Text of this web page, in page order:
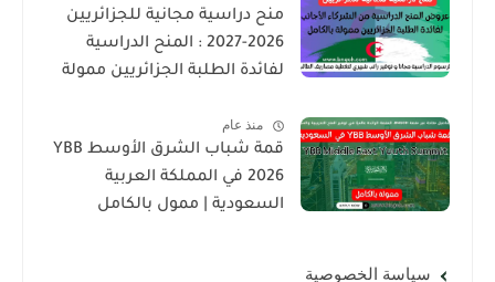
منح دراسية مجانية للجزائريين
2026-2027 : المنح الدراسية
لفائدة الطلبة الجزائريين ممولة
منذ عام
قمة شباب الشرق الأوسط YBB
2026 في المملكة العربية
السعودية | ممول بالكامل
سياسة الخصوصية